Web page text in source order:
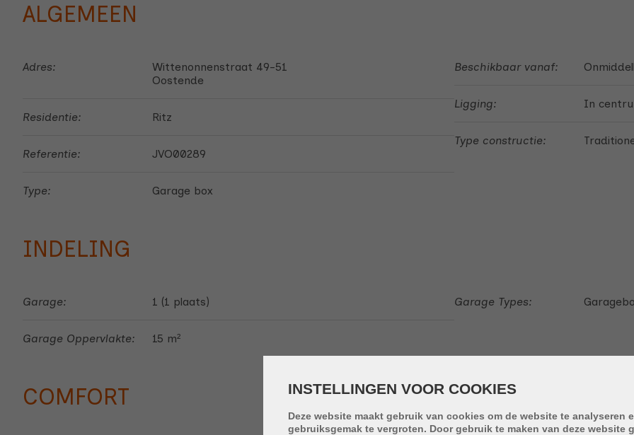
ALGEMEEN
Adres:
Wittenonnenstraat 49-51
Oostende
Residentie: Ritz
Referentie: JVO00289
Type: Garage box
Beschikbaar vanaf:
Ligging: In
Type constructie:
INDELING
Garage: 1 (1 plaats)
Garage Oppervlakte: 15 m²
Garage Types:
COMFORT INSTELLINGEN VOOR COOKIES
Deze website maakt gebruik van cookies om de website te analyseren
gebruiksgemak te vergroten. Door gebruik te maken van deze website